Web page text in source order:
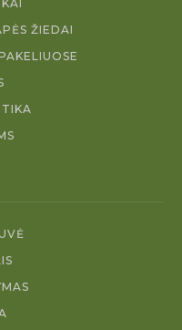
ŽIEDAI